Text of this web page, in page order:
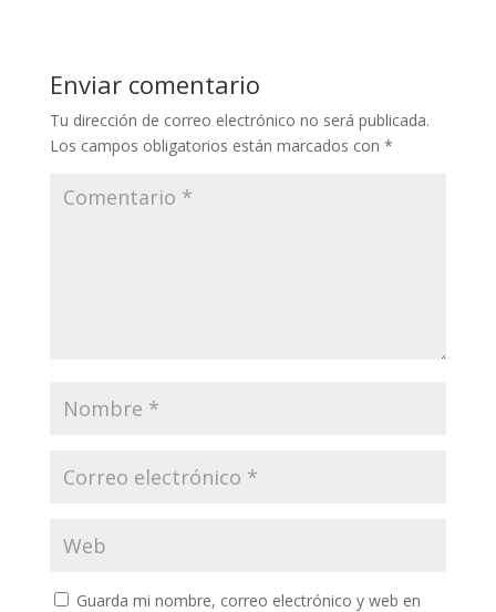
Enviar comentario
Tu dirección de correo electrónico no será publicada.
Los campos obligatorios están marcados con *
Guarda mi nombre, correo electrónico y web en